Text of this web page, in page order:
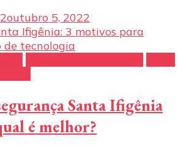
outubro 5, 2022
Santa Ifigênia
é melhor?